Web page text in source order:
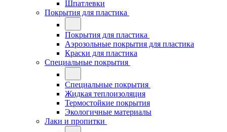
Шпатлевки
Покрытия для пластика
Покрытия для пластика
Аэрозольные покрытия для пластика
Краски для пластика
Специальные покрытия
Специальные покрытия
Жидкая теплоизоляция
Термостойкие покрытия
Экологичные материалы
Лаки и пропитки